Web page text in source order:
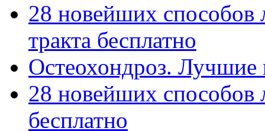
28 новейших способов
тракта бесплатно
Остеохондроз. Лучшие
28 новейших способов
бесплатно